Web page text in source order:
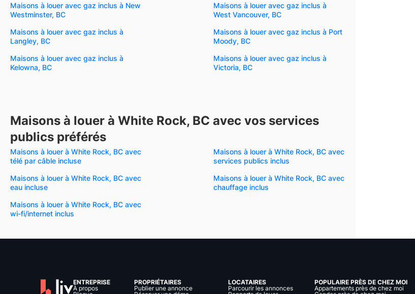
Maisons à louer avec gaz inclus à New
Westminster, BC
Maisons à louer avec gaz inclus à
West Vancouver, BC
Maisons à louer avec gaz inclus à
Langley, BC
Maisons à louer avec gaz inclus à Port
Moody, BC
Maisons à louer avec gaz inclus à
Kelowna, BC
Maisons à louer avec gaz inclus à
Victoria, BC
Maisons à louer à White Rock, BC avec vos services
publics préférés
Maisons à louer à White Rock, BC avec
télé par câble incluse
Maisons à louer à White Rock, BC avec
services publics inclus
Maisons à louer à White Rock, BC avec
eau incluse
Maisons à louer à White Rock, BC avec
chauffage inclus
Maisons à louer à White Rock, BC avec
wi-fi/internet inclus
ENTREPRISE
À propos
PROPRIÉTAIRES
Publier une annonce
LOCATAIRES
Parcourir les annonces
POPULAIRE PRÈS DE CHEZ MOI
Appartements près de chez moi